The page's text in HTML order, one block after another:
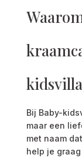
Bij Baby-
maar een
met naam
help je